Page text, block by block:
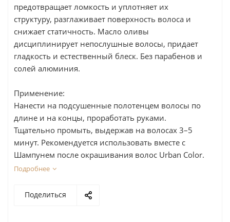
предотвращает ломкость и уплотняет их
структуру, разглаживает поверхность волоса и
снижает статичность. Масло оливы
дисциплинирует непослушные волосы, придает
гладкость и естественный блеск. Без парабенов и
солей алюминия.
Применение:
Нанести на подсушенные полотенцем волосы по
длине и на концы, проработать руками.
Тщательно промыть, выдержав на волосах 3–5
минут. Рекомендуется использовать вместе с
Шампунем после окрашивания волос Urban Color.
Подробнее
Поделиться